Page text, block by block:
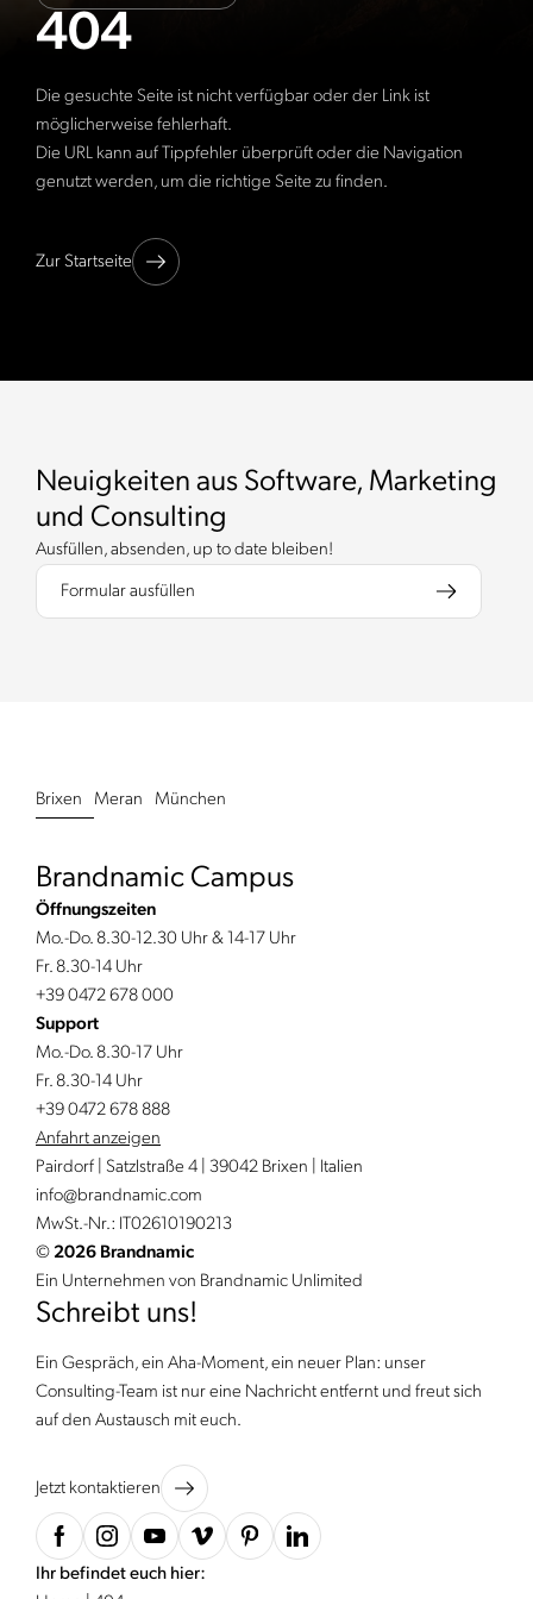
404
Die gesuchte Seite ist nicht verfügbar oder der Link ist
möglicherweise fehlerhaft.
Die URL kann auf Tippfehler überprüft oder die Navigation
genutzt werden, um die richtige Seite zu finden.
Zur Startseite
Neuigkeiten aus Software, Marketing
und Consulting
Ausfüllen, absenden, up to date bleiben!
Formular ausfüllen
Brixen Meran München
Brandnamic Campus
Öffnungszeiten
Mo.-Do. 8.30-12.30 Uhr & 14-17 Uhr
Fr. 8.30-14 Uhr
+39 0472 678 000
Support
Mo.-Do. 8.30-17 Uhr
Fr. 8.30-14 Uhr
+39 0472 678 888
Anfahrt anzeigen
Pairdorf | Satzlstraße 4 | 39042 Brixen | Italien
info@brandnamic.com
MwSt.-Nr.: IT02610190213
© 2026 Brandnamic
Ein Unternehmen von Brandnamic Unlimited
Schreibt uns!
Ein Gespräch, ein Aha-Moment, ein neuer Plan: unser
Consulting-Team ist nur eine Nachricht entfernt und freut sich
auf den Austausch mit euch.
Jetzt kontaktieren
Ihr befindet euch hier: